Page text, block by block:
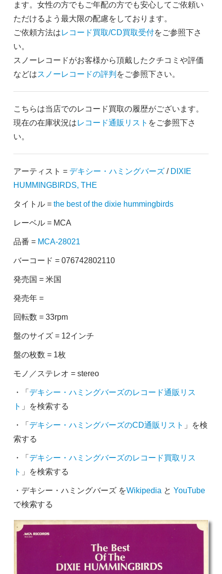
ます。女性の方でもご年配の方でも安心してご依頼い
ただけるよう最大限の配慮をしております。
ご依頼方法はレコード買取/CD買取受付をご参照下さ
い。
スノーレコードがお客様から頂戴したクチコミや評価
などはスノーレコードの評判 をご参照下さい。
こちらは当店でのレコード買取の履歴がございます。
現在の在庫状況はレコード通販リスト をご参照下さ
い。
アーティスト = デキシー・ハミングバーズ/ DIXIE
HUMMINGBIRDS, THE
タイトル = the best of the dixie hummingbirds
レーベル = MCA
品番 = MCA-28021
バーコード = 076742802110
発売国 = 米国
発売年 =
回転数 = 33rpm
盤のサイズ = 12インチ
盤の枚数 = 1枚
モノ／ステレオ = stereo
・「 デキシー・ハミングバーズのレコード通販リス
ト 」を検索する
・「 デキシー・ハミングバーズのCD通販リスト 」を検
索する
・「 デキシー・ハミングバーズのレコード買取リス
ト 」を検索する
・デキシー・ハミングバーズ をWikipedia と YouTube
で検索する